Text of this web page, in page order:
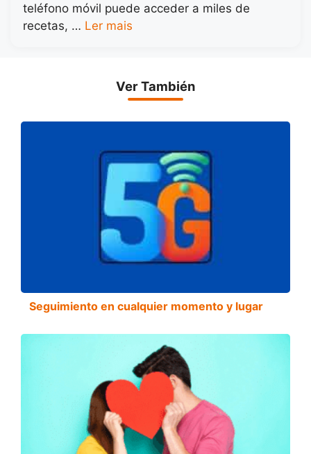
teléfono móvil puede acceder a miles de
recetas, … Ler mais
Ver También
Seguimiento en cualquier momento y lugar